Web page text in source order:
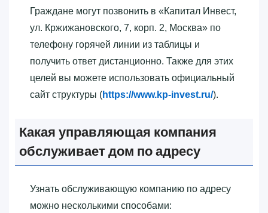
Граждане могут позвонить в «‎Капитал Инвест,
ул. Кржижановского, 7, корп. 2, Москва»‎ по
телефону горячей линии из таблицы и
получить ответ дистанционно. Также для этих
целей вы можете использовать официальный
сайт структуры (https://www.kp-invest.ru/).
Какая управляющая компания
обслуживает дом по адресу
Узнать обслуживающую компанию по адресу
можно несколькими способами: